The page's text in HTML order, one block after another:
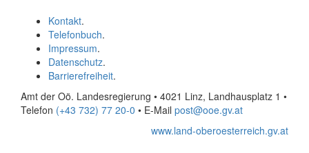
Kontakt.
Telefonbuch.
Impressum.
Datenschutz.
Barrierefreiheit.
Amt der Oö. Landesregierung • 4021 Linz, Landhausplatz 1 •
Telefon (+43 732) 77 20-0 • E-Mail post@ooe.gv.at
www.land-oberoesterreich.gv.at